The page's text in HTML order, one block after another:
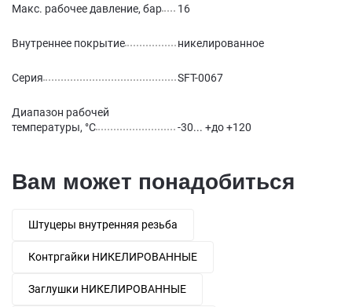
Макс. рабочее давление, бар 16
Внутреннее покрытие никелированное
Серия SFT-0067
Диапазон рабочей
температуры, °С
-30... +до +120
Вам может понадобиться
Штуцеры внутренняя резьба
Контргайки НИКЕЛИРОВАННЫЕ
Заглушки НИКЕЛИРОВАННЫЕ